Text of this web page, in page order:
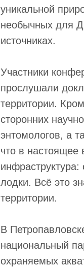
уникальной
необычных для
источниках.
Участники
прослушали
территории.
сторонних
энтомологов, а
что в настоящее
лодки. Всё это
территории.
В
национальный
охраняемых